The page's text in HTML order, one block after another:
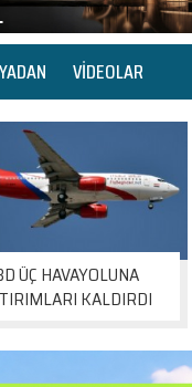
VİDEOLAR
ÜÇ HAVAYOLUNA
KALDIRDI